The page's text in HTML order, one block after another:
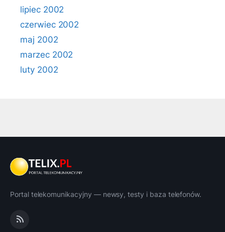
lipiec 2002
czerwiec 2002
maj 2002
marzec 2002
luty 2002
Portal telekomunikacyjny — newsy, testy i baza telefonów.